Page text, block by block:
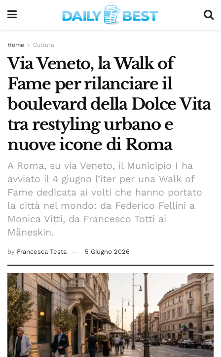
Home Cultura
Via Veneto, la Walk of
Fame per rilanciare il
boulevard della Dolce Vita
tra restyling urbano e
nuove icone di Roma
A Roma, su via Veneto, il Municipio I ha
avviato il 4 giugno l’iter per una Walk of
Fame dedicata ai volti che hanno portato
la città nel mondo: da Federico Fellini a
Monica Vitti, da Francesco Totti ai
Måneskin.
by Francesca Testa 5 Giugno 2026